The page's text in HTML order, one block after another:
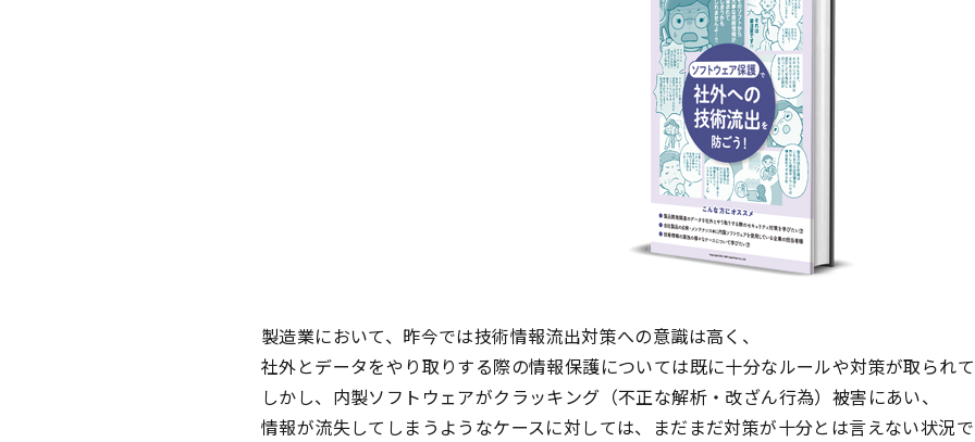
製造業において、昨今では技術情報流出対策への意識は高く、
社外とデータをやり取りする際の情報保護については既に十分なルールや対策が取られて
しかし、内製ソフトウェアがクラッキング（不正な解析・改ざん行為）被害にあい、
情報が流失してしまうようなケースに対しては、まだまだ対策が十分とは言えない状況で